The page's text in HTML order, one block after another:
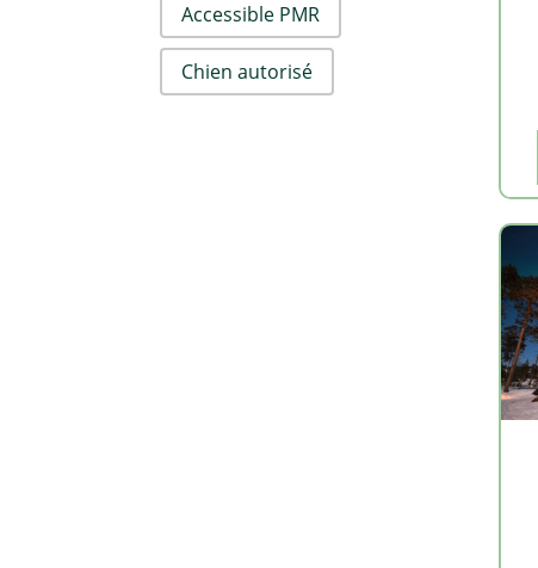
Accessible PMR
Chien autorisé